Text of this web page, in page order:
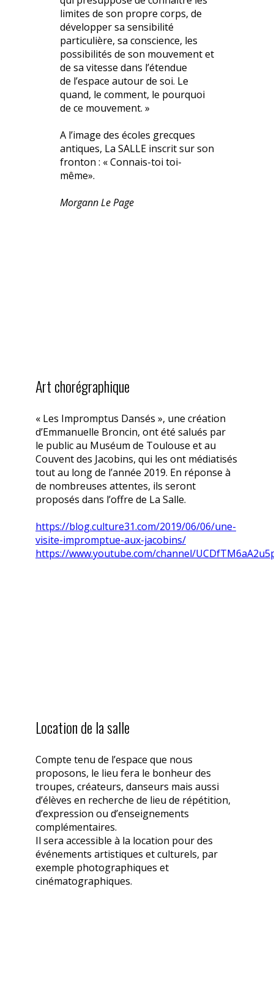
limites de son propre corps, de
développer sa sensibilité
particulière, sa conscience, les
possibilités de son mouvement et
de sa vitesse dans l’étendue
de l’espace autour de soi. Le
quand, le comment, le pourquoi
de ce mouvement. »
A l’image des écoles grecques
antiques, La SALLE inscrit sur son
fronton : « Connais-toi toi-
même».
Morgann Le Page
Art chorégraphique
« Les Impromptus Dansés », une création
d’Emmanuelle Broncin, ont été salués par
le public au Muséum de Toulouse et au
Couvent des Jacobins, qui les ont médiatisés
tout au long de l’année 2019. En réponse à
de nombreuses attentes, ils seront
proposés dans l’offre de La Salle.
https://blog.culture31.com/2019/06/06/une-
visite-impromptue-aux-jacobins/
https://www.youtube.com/channel/
Location de la salle
Compte tenu de l’espace que nous
proposons, le lieu fera le bonheur des
troupes, créateurs, danseurs mais aussi
d’élèves en recherche de lieu de répétition,
d’expression ou d’enseignements
complémentaires.
Il sera accessible à la location pour des
événements artistiques et culturels, par
exemple photographiques et
cinématographiques.